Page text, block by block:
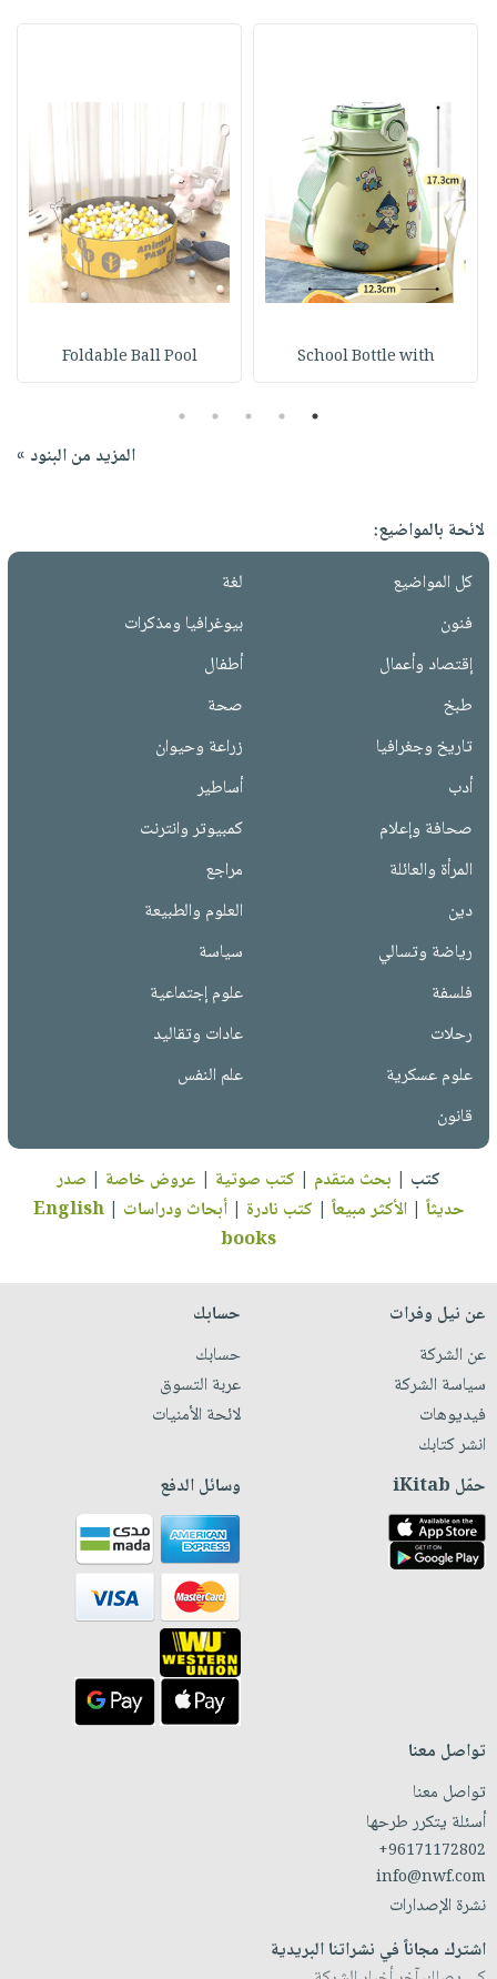
School Bottle with
Foldable Ball Pool
1
2
3
4
5
المزيد من البنود »
لائحة بالمواضيع:
كل المواضيع
لغة
فنون
بيوغرافيا ومذكرات
إقتصاد وأعمال
أطفال
طبخ
صحة
تاريخ وجغرافيا
زراعة وحيوان
أدب
أساطير
صحافة وإعلام
كمبيوتر وانترنت
المرأة والعائلة
مراجع
دين
العلوم والطبيعة
رياضة وتسالي
سياسة
فلسفة
علوم إجتماعية
رحلات
عادات وتقاليد
علوم عسكرية
علم النفس
قانون
كتب | بحث متقدم | كتب صوتية | عروض خاصة | صدر
حديثاً |الأكثر مبيعاً | كتب نادرة |أبحاث ودراسات |
English
books
عن نيل وفرات
عن الشركة
سياسة الشركة
فيديوهات
انشر كتابك
حسابك
حسابك
عربة التسوق
لائحة الأمنيات
حمّل iKitab وسائل الدفع
تواصل معنا
تواصل معنا
أسئلة يتكرر طرحها
+96171172802
info@nwf.com
نشرة الإصدارات
اشترك مجاناً في نشراتنا البريدية